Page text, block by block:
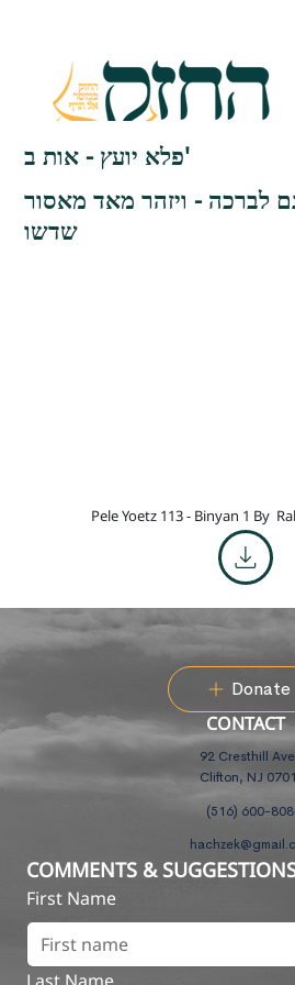
פלא יועץ - אות ב'
לברכה - ויזהר מאד מאסור
שדשו
Pele Yoetz 113 - Binyan 1 By
Donate
CONTACT
92 Cresthill Ave
Clifton, NJ
(516) 600-
COMMENTS &
First Name